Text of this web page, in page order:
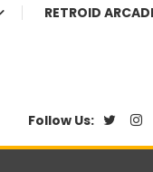
RETROID
Follow Us: